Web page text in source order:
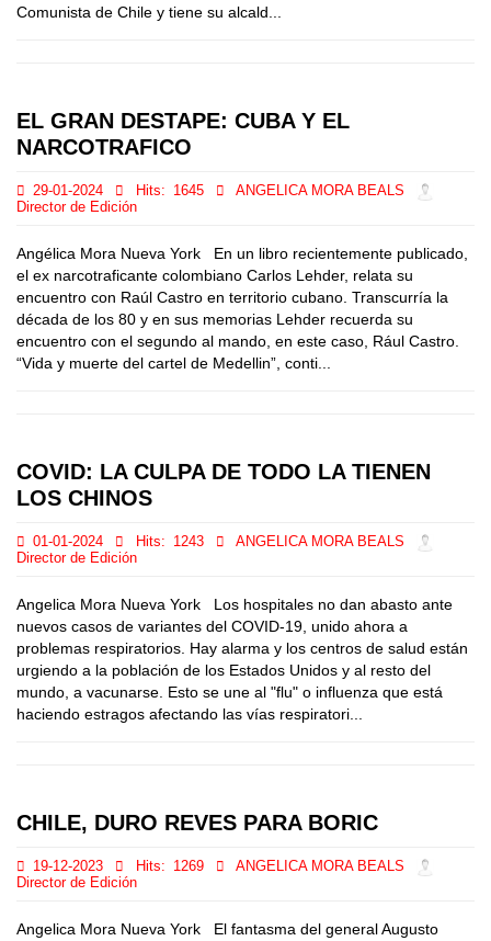
Comunista de Chile y tiene su alcald...
EL GRAN DESTAPE: CUBA Y EL
NARCOTRAFICO
29-01-2024 Hits: 1645
ANGELICA MORA BEALS
Director de Edición
Angélica Mora Nueva York En un libro recientemente publicado,
el ex narcotraficante colombiano Carlos Lehder, relata su
encuentro con Raúl Castro en territorio cubano. Transcurría la
década de los 80 y en sus memorias Lehder recuerda su
encuentro con el segundo al mando, en este caso, Rául Castro.
“Vida y muerte del cartel de Medellin”, conti...
COVID: LA CULPA DE TODO LA TIENEN
LOS CHINOS
01-01-2024 Hits: 1243
ANGELICA MORA BEALS
Director de Edición
Angelica Mora Nueva York Los hospitales no dan abasto ante
nuevos casos de variantes del COVID-19, unido ahora a
problemas respiratorios. Hay alarma y los centros de salud están
urgiendo a la población de los Estados Unidos y al resto del
mundo, a vacunarse. Esto se une al "flu" o influenza que está
haciendo estragos afectando las vías respiratori...
CHILE, DURO REVES PARA BORIC
19-12-2023 Hits: 1269
ANGELICA MORA BEALS
Director de Edición
Angelica Mora Nueva York El fantasma del general Augusto